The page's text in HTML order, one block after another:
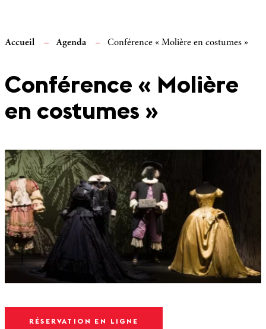
Accueil Agenda Conférence « Molière en costumes »
Conférence « Molière
en costumes »
RÉSERVATION EN LIGNE